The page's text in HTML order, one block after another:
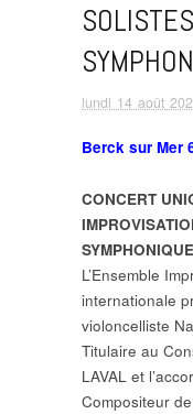
lundi 14 août
Berck sur Mer
CONCERT
L’Ensemble
internationale
violoncelliste
Titulaire au
LAVAL et
Compositeur